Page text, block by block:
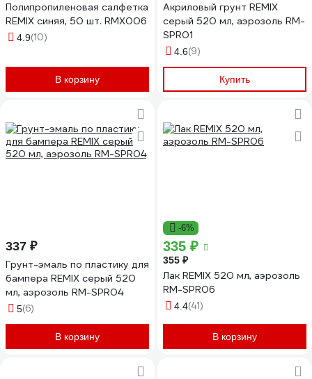
Полипропиленовая салфетка
REMIX синяя, 50 шт. RMX006
4.9(10)
В корзину
Акриловый грунт REMIX
серый 520 мл, аэрозоль RM-
SPR01
4.6(9)
Купить
337 ₽
Грунт-эмаль по пластику для
бампера REMIX серый 520
мл, аэрозоль RM-SPR04
5(6)
В корзину
-6%
335 ₽
355 ₽
Лак REMIX 520 мл, аэрозоль
RM-SPR06
4.4(41)
В корзину